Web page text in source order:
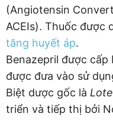
(Angiotensin
ACEIs). Thuốc được
tăng huyết áp.
Benazepril được cấp
được đưa vào sử
Biệt dược gốc là
triển và tiếp thị bởi